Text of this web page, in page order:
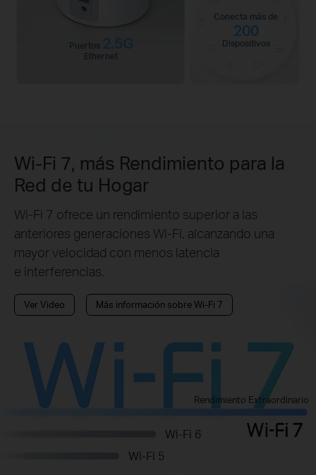
Conecta más de
200
Dispositivos
Puertos 2.5G
Ethernet
Wi-Fi 7, más Rendimiento para la
Red de tu Hogar
Wi-Fi 7 ofrece un rendimiento superior a las
anteriores generaciones Wi-Fi, alcanzando una
mayor velocidad con menos latencia
e interferencias.
Ver Video Más información sobre Wi-Fi 7
Rendimiento Extraordinario
Wi-Fi 6
Wi-Fi 5